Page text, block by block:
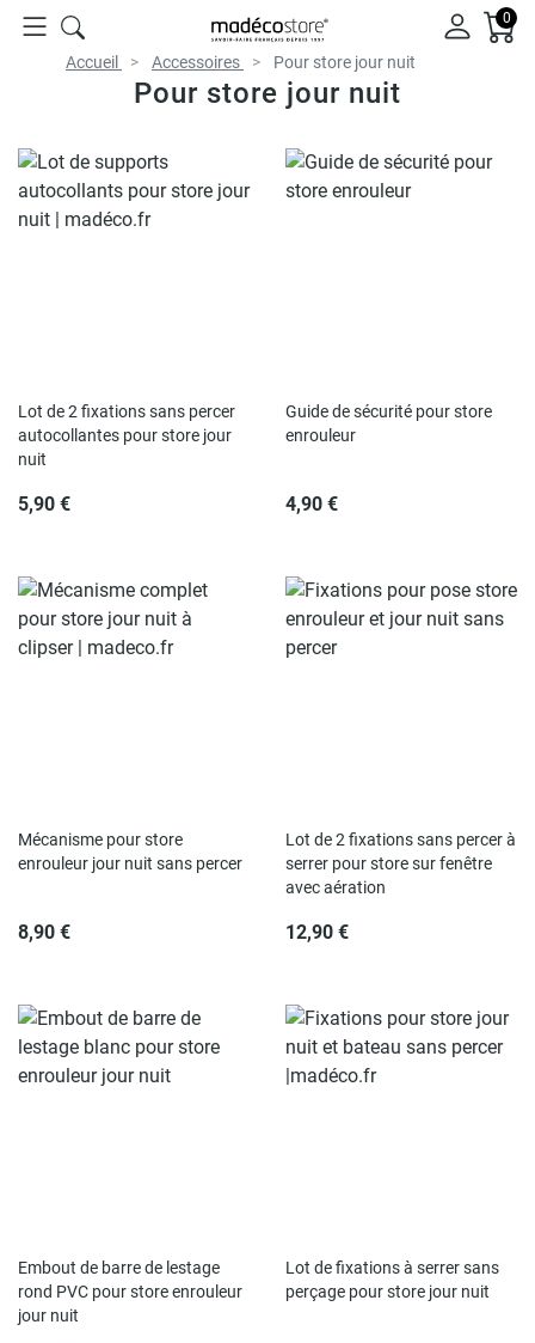
0
Accueil Accessoires Pour store jour nuit
Pour store jour nuit
Lot de 2 fixations sans percer
autocollantes pour store jour
nuit
5,90 €
Guide de sécurité pour store
enrouleur
4,90 €
Mécanisme pour store
enrouleur jour nuit sans percer
8,90 €
Lot de 2 fixations sans percer à
serrer pour store sur fenêtre
avec aération
12,90 €
Embout de barre de lestage
rond PVC pour store enrouleur
jour nuit
Lot de fixations à serrer sans
perçage pour store jour nuit